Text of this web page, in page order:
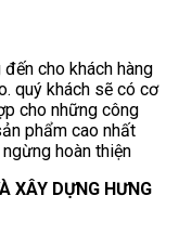
cho khách hàng
quý khách sẽ có cơ
cho những công
phẩm cao nhất
hoàn thiện
XÂY DỰNG HƯNG